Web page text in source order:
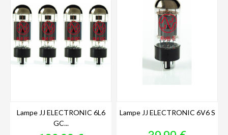
Lampe JJ ELECTRONIC 6L6
GC...
Lampe JJ ELECTRONIC 6V6 S